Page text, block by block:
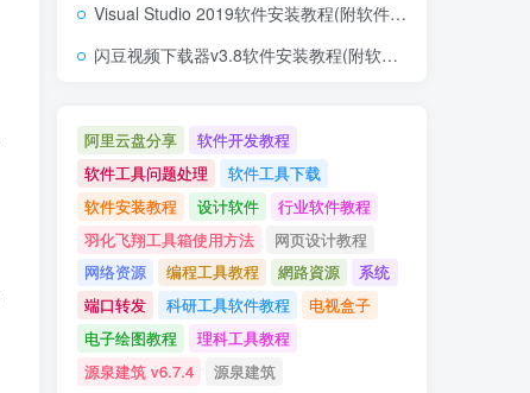
Visual Studio 2019软件安装教程(附软件下载地址)
闪豆视频下载器v3.8软件安装教程(附软件下载地址)
阿里云盘分享
软件开发教程
软件工具问题处理
软件工具下载
软件安装教程
设计软件
行业软件教程
羽化飞翔工具箱使用方法
网页设计教程
网络资源
编程工具教程 網路資源
系统
端口转发
科研工具软件教程
电视盒子
电子绘图教程
理科工具教程
源泉建筑 v6.7.4
源泉建筑